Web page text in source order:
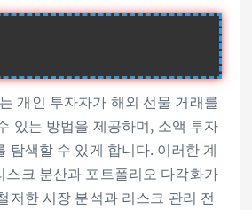
개인 투자자가 해외 선물 거래를
있는 방법을 제공하며, 소액 투자
탐색할 수 있게 합니다. 이러한 계
스크 분산과 포트폴리오 다각화가
저한 시장 분석과 리스크 관리 전